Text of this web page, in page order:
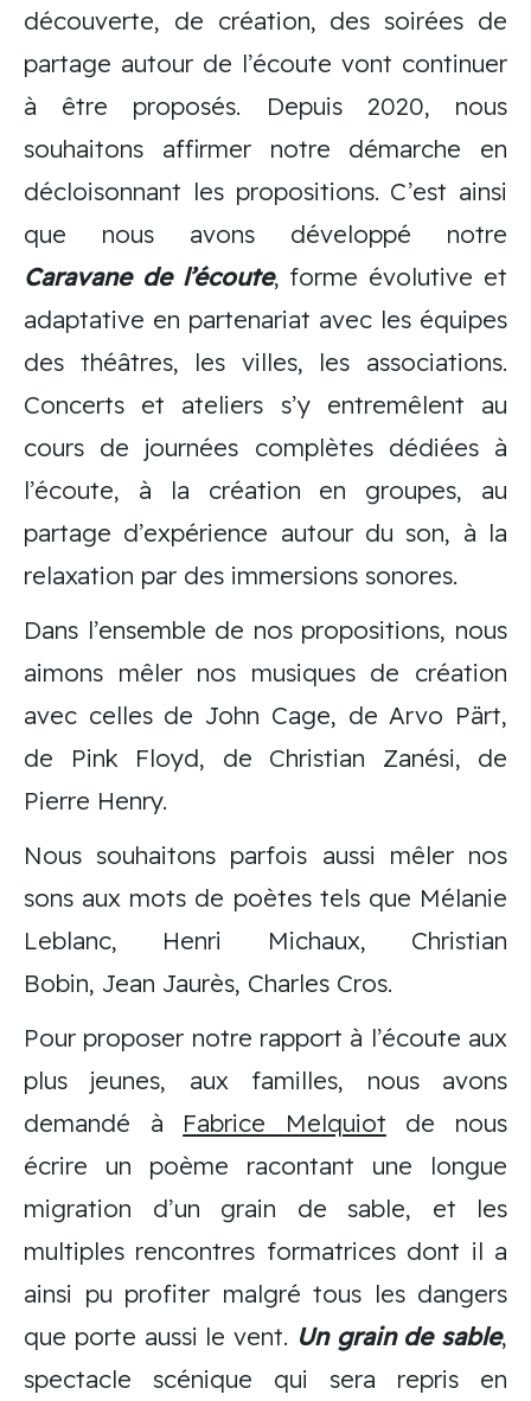
découverte, de création, des soirées de
partage autour de l’écoute vont continuer
à être proposés. Depuis 2020, nous
souhaitons affirmer notre démarche en
décloisonnant les propositions. C’est ainsi
que nous avons développé notre
Caravane de l’écoute, forme évolutive et
adaptative en partenariat avec les équipes
des théâtres, les villes, les associations.
Concerts et ateliers s’y entremêlent au
cours de journées complètes dédiées à
l’écoute, à la création en groupes, au
partage d’expérience autour du son, à la
relaxation par des immersions sonores.
Dans l’ensemble de nos propositions, nous
aimons mêler nos musiques de création
avec celles de John Cage, de Arvo Pärt,
de Pink Floyd, de Christian Zanési, de
Pierre Henry.
Nous souhaitons parfois aussi mêler nos
sons aux mots de poètes tels que Mélanie
Leblanc, Henri Michaux, Christian
Bobin, Jean Jaurès, Charles Cros.
Pour proposer notre rapport à l’écoute aux
plus jeunes, aux familles, nous avons
demandé à Fabrice Melquiot de nous
écrire un poème racontant une longue
migration d’un grain de sable, et les
multiples rencontres formatrices dont il a
ainsi pu profiter malgré tous les dangers
que porte aussi le vent. Un grain de sable,
spectacle scénique qui sera repris en